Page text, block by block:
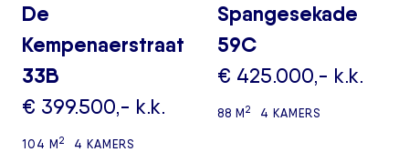
De
Kempenaerstraat
33B
€ 399.500,- k.k.
104 M2 4 KAMERS
Spangesekade
59C
€ 425.000,- k.k.
88 M2 4 KAMERS